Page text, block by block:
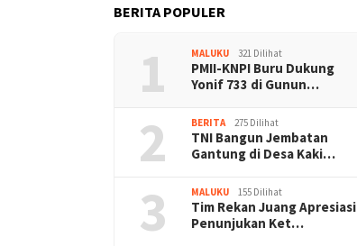
BERITA POPULER
1 MALUKU 321 Dilihat
PMII-KNPI Buru Dukung
Yonif 733 di Gunun…
2 BERITA 275 Dilihat
TNI Bangun Jembatan
Gantung di Desa Kaki…
3 MALUKU 155 Dilihat
Tim Rekan Juang Apresiasi
Penunjukan Ket…